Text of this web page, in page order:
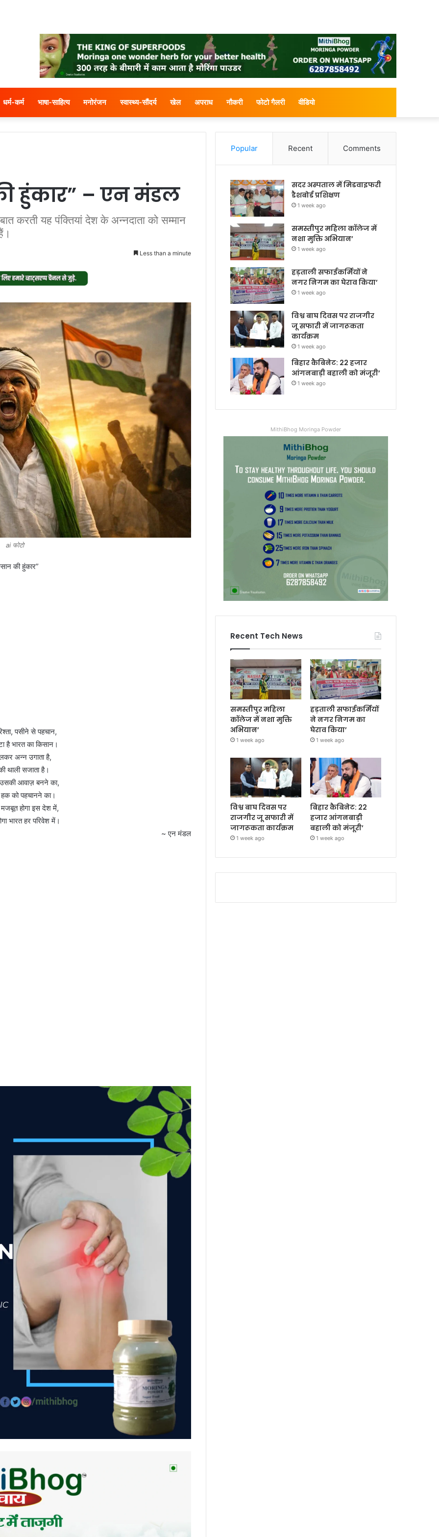
धर्म-कर्म भाषा-साहित्य मनोरंजन स्वास्थ्य-सौंदर्य खेल अपराध नौकरी फोटो गैलरी वीडियो
हुंकार” – एन मंडल
करती यह पंक्तियां देश के अन्नदाता को सम्मान
Less than a minute
ai फोटो
की हुंकार”
पसीने से पहचान,
है भारत का किसान।
अन्न उगाता है,
थाली सजाता है।
आवाज़ बनने का,
को पहचानने का।
होगा इस देश में,
भारत हर परिवेश में।
~ एन मंडल
Popular Recent Comments
सदर अस्पताल में मिडवाइफरी
डैशबोर्ड प्रशिक्षण
1 week ago
समस्तीपुर महिला कॉलेज में
नशा मुक्ति अभियान’
1 week ago
हड़ताली सफाईकर्मियों ने
नगर निगम का घेराव किया’
1 week ago
विश्व बाघ दिवस पर राजगीर
जू सफारी में जागरूकता
कार्यक्रम
1 week ago
बिहार कैबिनेट: 22 हजार
आंगनबाड़ी बहाली को मंजूरी’
1 week ago
MithiBhog Moringa Powder
Recent Tech News
समस्तीपुर महिला
कॉलेज में नशा मुक्ति
अभियान’
1 week ago
हड़ताली सफाईकर्मियों
ने नगर निगम का
घेराव किया’
1 week ago
विश्व बाघ दिवस पर
राजगीर जू सफारी में
जागरूकता कार्यक्रम
1 week ago
बिहार कैबिनेट: 22
हजार आंगनबाड़ी
बहाली को मंजूरी’
1 week ago